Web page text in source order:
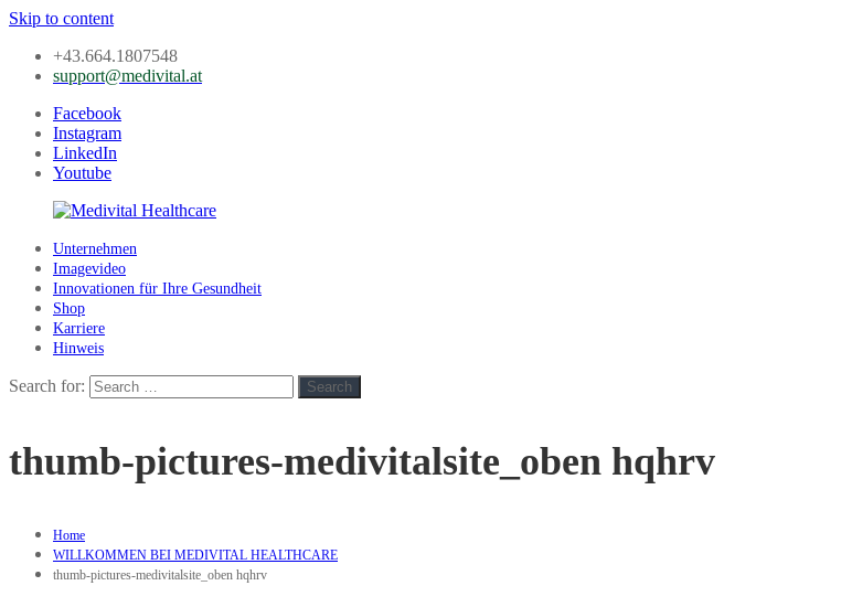
Skip to content
+43.664.1807548
support@medivital.at
Facebook
Instagram
LinkedIn
Youtube
Medivital
Healthcare
Unternehmen
Imagevideo
Innovationen für Ihre Gesundheit
Shop
Karriere
Hinweis
Search for: Search
thumb-pictures-medivitalsite_oben hqhrv
Home
WILLKOMMEN BEI MEDIVITAL HEALTHCARE
thumb-pictures-medivitalsite_oben hqhrv